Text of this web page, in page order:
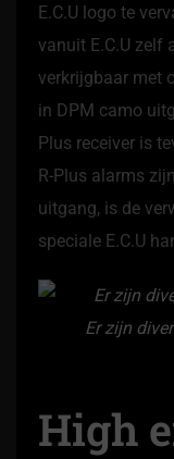
E.C.U logo te
vanuit E.C.U zelf
verkrijgbaar met
in DPM camo
Plus receiver is
R-Plus alarms
uitgang, is de
speciale E.C.U
Er zijn
High